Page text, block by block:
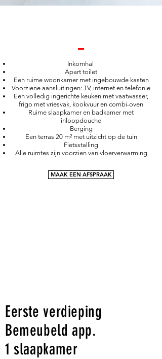
Eerste verdieping
Bemeubeld app.
1 slaapkamer
Inkomhal
Apart toilet
Een ruime woonkamer met ingebouwde kasten
Voorziene aansluitingen: TV, internet en telefonie
Een volledig ingerichte keuken met vaatwasser,
frigo met vriesvak, kookvuur en combi-oven
Ruime slaapkamer en badkamer met
inloopdouche
Berging
Een terras 20 m² met uitzicht op de tuin
Fietsstalling
Alle ruimtes zijn voorzien van vloerverwarming
MAAK EEN AFSPRAAK